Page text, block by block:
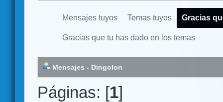
Mensajes tuyos Temas tuyos Gracias
Gracias que tu has dado en los temas
Mensajes - Dingolon
Páginas: [1]